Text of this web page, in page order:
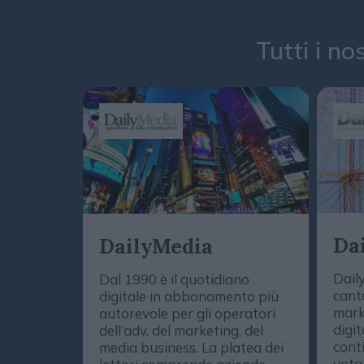
Tutti i
DailyMedia
Dal 1990 è il quotidiano
digitale in abbonamento più
autorevole per gli operatori
dell’adv, del marketing, del
media business. La platea dei